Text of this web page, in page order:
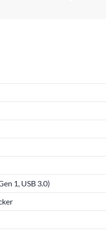
1, USB 3.0)